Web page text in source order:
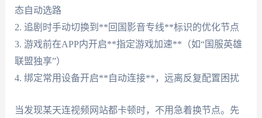
态自动选路
2. 追剧时手动切换到**回国影音专线**标识的优化节点
3. 游戏前在APP内开启**指定游戏加速**（如“国服英雄
联盟独享”）
4. 绑定常用设备开启**自动连接**，远离反复配置困扰
当发现某天连视频网站都卡顿时，不用急着换节点。先